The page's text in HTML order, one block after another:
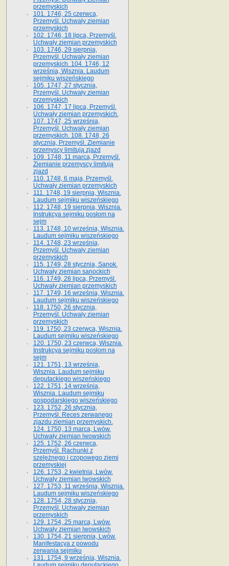
przemyskich
101. 1746, 25 czerwca,
Przemyśl. Uchwały ziemian
przemyskich
102. 1746, 18 lipca, Przemyśl.
Uchwały ziemian przemyskich
103. 1746, 29 sierpnia,
Przemyśl. Uchwały ziemian
przemyskich. 104. 1746, 12
września, Wisznia. Laudum
sejmiku wiszeńskiego
105. 1747, 27 stycznia,
Przemyśl. Uchwały ziemian
przemyskich
106. 1747, 17 lipca, Przemyśl.
Uchwały ziemian przemyskich.
107. 1747, 25 września,
Przemyśl. Uchwały ziemian
przemyskich. 108. 1748, 26
stycznia, Przemyśl. Ziemianie
przemyscy limitują zjazd
109. 1748, 11 marca, Przemyśl.
Ziemianie przemyscy limitują
zjazd
110. 1748, 6 maja, Przemyśl.
Uchwały ziemian przemyskich
111. 1748, 19 sierpnia, Wisznia.
Laudum sejmiku wiszeńskiego
112. 1748, 19 sierpnia, Wisznia.
Instrukcya sejmiku posłom na
sejm
113. 1748, 10 września, Wisznia.
Laudum sejmiku wiszeńskiego
114. 1748, 23 września,
Przemyśl. Uchwały ziemian
przemyskich
115. 1749, 28 stycznia, Sanok.
Uchwały ziemian sanockich
116. 1749, 28 lipca, Przemyśl.
Uchwały ziemian przemyskich
117. 1749, 16 września, Wisznia.
Laudum sejmiku wiszeńskiego
118. 1750, 26 stycznia,
Przemyśl. Uchwały ziemian
przemyskich
119. 1750, 23 czerwca, Wisznia.
Laudum sejmiku wiszeńskiego
120. 1750, 23 czerwca, Wisznia.
Instrukcya sejmiku posłom na
sejm
121. 1751, 13 września,
Wisznia. Laudum sejmiku
deputackiego wiszeńskiego
122. 1751, 14 września,
Wisznia. Laudum sejmiku
gospodarskiego wiszeńskiego
123. 1752, 26 stycznia,
Przemyśl. Reces zerwanego
zjazdu ziemian przemyskich.
124. 1750, 13 marca, Lwów.
Uchwały ziemian lwowskich
125. 1752, 26 czerwca,
Przemyśl. Rachunki z
szelężnego i czopowego ziemi
przemyskiej
126. 1753, 2 kwietnia, Lwów.
Uchwały ziemian lwowskich
127. 1753, 11 września, Wisznia.
Laudum sejmiku wiszeńskiego
128. 1754, 28 stycznia,
Przemyśl. Uchwały ziemian
przemyskich
129. 1754, 25 marca, Lwów.
Uchwały ziemian lwowskich
130. 1754, 21 sierpnia, Lwów.
Manifestacya z powodu
zerwania sejmiku
131. 1754, 9 września, Wisznia.